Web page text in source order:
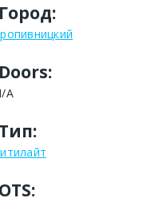
Город:
Doors:
A
Тип:
OTS: